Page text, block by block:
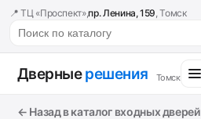
📍 ТЦ «Проспект»,пр. Ленина, 159, Томск
Дверныерешения Томск
← Назад в каталог входных дверей